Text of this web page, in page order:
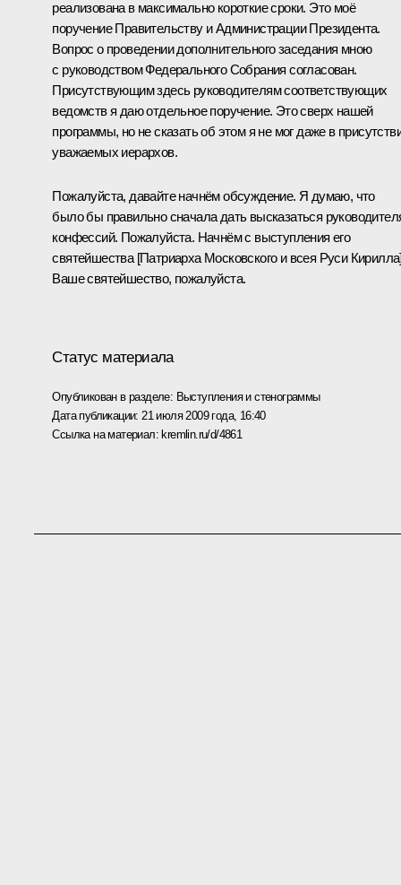
реализована в максимально короткие сроки. Это моё
поручение Правительству и Администрации Президента.
Вопрос о проведении дополнительного заседания мною
с руководством Федерального Собрания согласован.
Присутствующим здесь руководителям соответствующих
ведомств я даю отдельное поручение. Это сверх нашей
программы, но не сказать об этом я не мог даже в
уважаемых иерархов.
Пожалуйста, давайте начнём обсуждение. Я думаю, что
было бы правильно сначала дать высказаться
конфессий. Пожалуйста. Начнём с выступления его
святейшества [Патриарха Московского и всея Руси
Ваше святейшество, пожалуйста.
Статус материала
Опубликован в разделе: Выступления и стенограммы
Дата публикации: 21 июля 2009 года, 16:40
Ссылка на материал:kremlin.ru/d/4861